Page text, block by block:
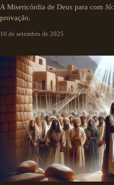
A Misericórdia de Deus para com
provação.
10 de setembro de 2025